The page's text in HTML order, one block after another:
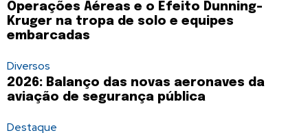
Operações Aéreas e o Efeito Dunning-
Kruger na tropa de solo e equipes
embarcadas
Diversos
2026: Balanço das novas aeronaves da
aviação de segurança pública
Destaque